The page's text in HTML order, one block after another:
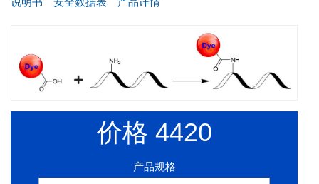
价格 4420
产品规格